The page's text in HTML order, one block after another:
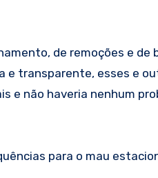
de remoções e de
e transparente, esses e
não haveria nenhum
para o mau